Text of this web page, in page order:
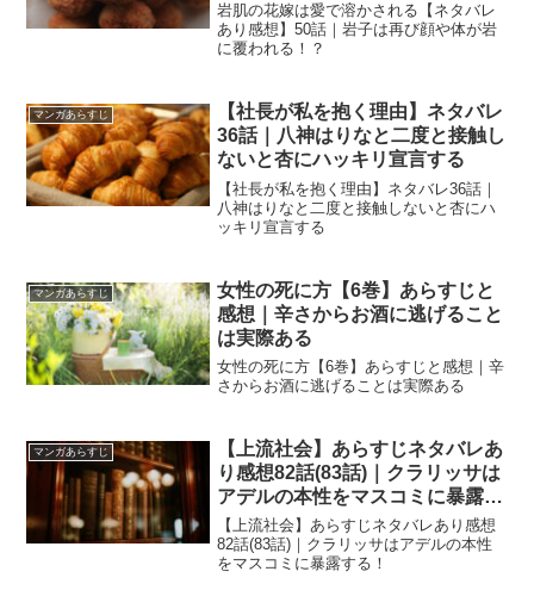
岩肌の花嫁は愛で溶かされる【ネタバレ
あり感想】50話｜岩子は再び顔や体が岩
に覆われる！？
マンガあらすじ
【社長が私を抱く理由】ネタバレ
36話｜八神はりなと二度と接触し
ないと杏にハッキリ宣言する
【社長が私を抱く理由】ネタバレ36話｜
八神はりなと二度と接触しないと杏にハ
ッキリ宣言する
マンガあらすじ
女性の死に方【6巻】あらすじと
感想｜辛さからお酒に逃げること
は実際ある
女性の死に方【6巻】あらすじと感想｜辛
さからお酒に逃げることは実際ある
マンガあらすじ
【上流社会】あらすじネタバレあ
り感想82話(83話)｜クラリッサは
アデルの本性をマスコミに暴露す
る！
【上流社会】あらすじネタバレあり感想
82話(83話)｜クラリッサはアデルの本性
をマスコミに暴露する！